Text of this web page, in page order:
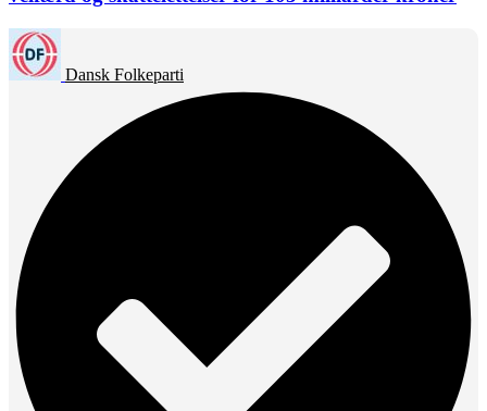
Dansk Folkeparti